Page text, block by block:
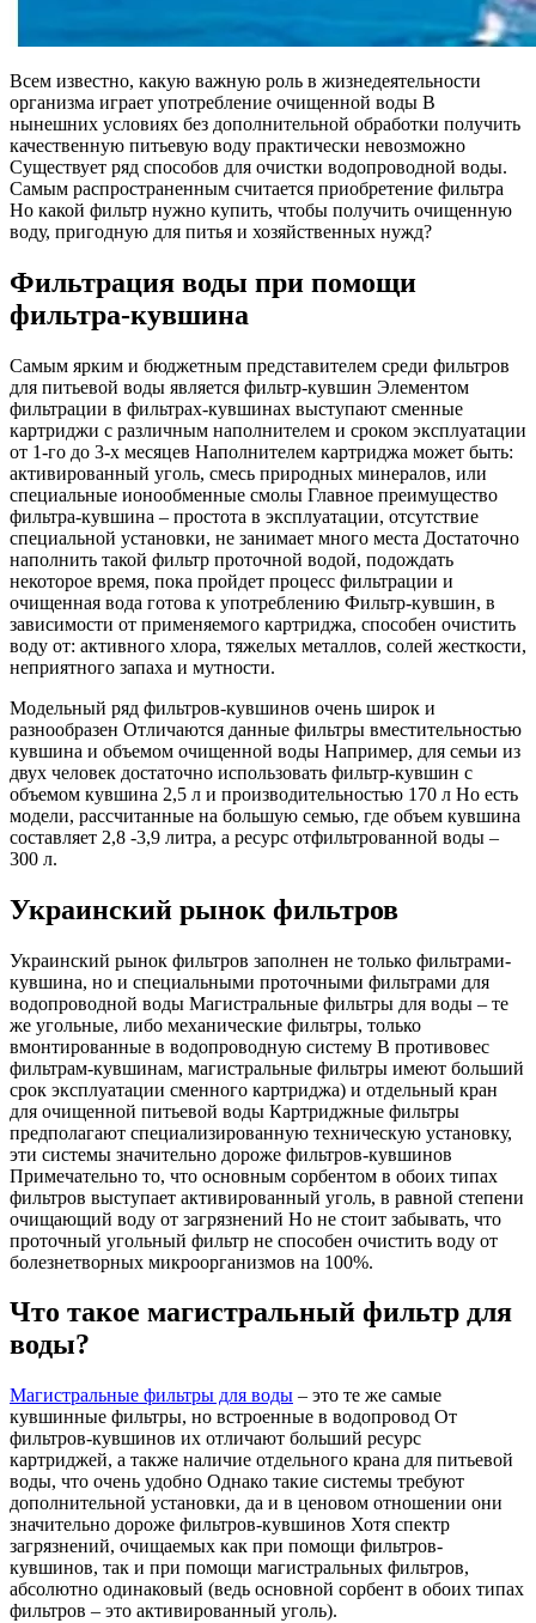
Всем известно, какую важную роль в жизнедеятельности
организма играет употребление очищенной воды В
нынешних условиях без дополнительной обработки получить
качественную питьевую воду практически невозможно
Существует ряд способов для очистки водопроводной воды.
Самым распространенным считается приобретение фильтра
Но какой фильтр нужно купить, чтобы получить очищенную
воду, пригодную для питья и хозяйственных нужд?
Фильтрация воды при помощи
фильтра-кувшина
Самым ярким и бюджетным представителем среди фильтров
для питьевой воды является фильтр-кувшин Элементом
фильтрации в фильтрах-кувшинах выступают сменные
картриджи с различным наполнителем и сроком эксплуатации
от 1-го до 3-х месяцев Наполнителем картриджа может быть:
активированный уголь, смесь природных минералов, или
специальные ионообменные смолы Главное преимущество
фильтра-кувшина – простота в эксплуатации, отсутствие
специальной установки, не занимает много места Достаточно
наполнить такой фильтр проточной водой, подождать
некоторое время, пока пройдет процесс фильтрации и
очищенная вода готова к употреблению Фильтр-кувшин, в
зависимости от применяемого картриджа, способен очистить
воду от: активного хлора, тяжелых металлов, солей жесткости,
неприятного запаха и мутности.
Модельный ряд фильтров-кувшинов очень широк и
разнообразен Отличаются данные фильтры вместительностью
кувшина и объемом очищенной воды Например, для семьи из
двух человек достаточно использовать фильтр-кувшин с
объемом кувшина 2,5 л и производительностью 170 л Но есть
модели, рассчитанные на большую семью, где объем кувшина
составляет 2,8 -3,9 литра, а ресурс отфильтрованной воды –
300 л.
Украинский рынок фильтров
​Украинский рынок фильтров заполнен не только фильтрами-
кувшина, но и специальными проточными фильтрами для
водопроводной воды Магистральные фильтры для воды – те
же угольные, либо механические фильтры, только
вмонтированные в водопроводную систему В противовес
фильтрам-кувшинам, магистральные фильтры имеют больший
срок эксплуатации сменного картриджа) и отдельный кран
для очищенной питьевой воды Картриджные фильтры
предполагают специализированную техническую установку,
эти системы значительно дороже фильтров-кувшинов
Примечательно то, что основным сорбентом в обоих типах
фильтров выступает активированный уголь, в равной степени
очищающий воду от загрязнений Но не стоит забывать, что
проточный угольный фильтр не способен очистить воду от
болезнетворных микроорганизмов на 100%.
Что такое магистральный фильтр для
воды?
Магистральные фильтры для воды – это те же самые
кувшинные фильтры, но встроенные в водопровод От
фильтров-кувшинов их отличают больший ресурс
картриджей, а также наличие отдельного крана для питьевой
воды, что очень удобно Однако такие системы требуют
дополнительной установки, да и в ценовом отношении они
значительно дороже фильтров-кувшинов Хотя спектр
загрязнений, очищаемых как при помощи фильтров-
кувшинов, так и при помощи магистральных фильтров,
абсолютно одинаковый (ведь основной сорбент в обоих типах
фильтров – это активированный уголь).